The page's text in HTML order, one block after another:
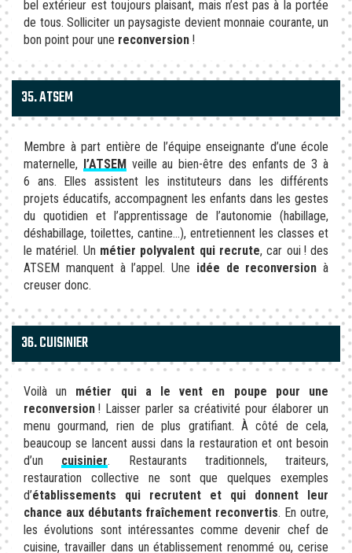
bel extérieur est toujours plaisant, mais n’est pas à la portée
de tous. Solliciter un paysagiste devient monnaie courante, un
bon point pour une reconversion !
35. ATSEM
Membre à part entière de l’équipe enseignante d’une école
maternelle, l’ATSEMveille au bien-être des enfants de 3 à
6 ans. Elles assistent les instituteurs dans les différents
projets éducatifs, accompagnent les enfants dans les gestes
du quotidien et l’apprentissage de l’autonomie (habillage,
déshabillage, toilettes, cantine…), entretiennent les classes et
le matériel. Un métier polyvalent qui recrute, car oui ! des
ATSEM manquent à l’appel. Une idée de reconversion à
creuser donc.
36. CUISINIER
Voilà un métier qui a le vent en poupe pour une
reconversion ! Laisser parler sa créativité pour élaborer un
menu gourmand, rien de plus gratifiant. À côté de cela,
beaucoup se lancent aussi dans la restauration et ont besoin
d’un cuisinier. Restaurants traditionnels, traiteurs,
restauration collective ne sont que quelques exemples
d’établissements qui recrutent et qui donnent leur
chance aux débutants fraîchement reconvertis. En outre,
les évolutions sont intéressantes comme devenir chef de
cuisine, travailler dans un établissement renommé ou, cerise